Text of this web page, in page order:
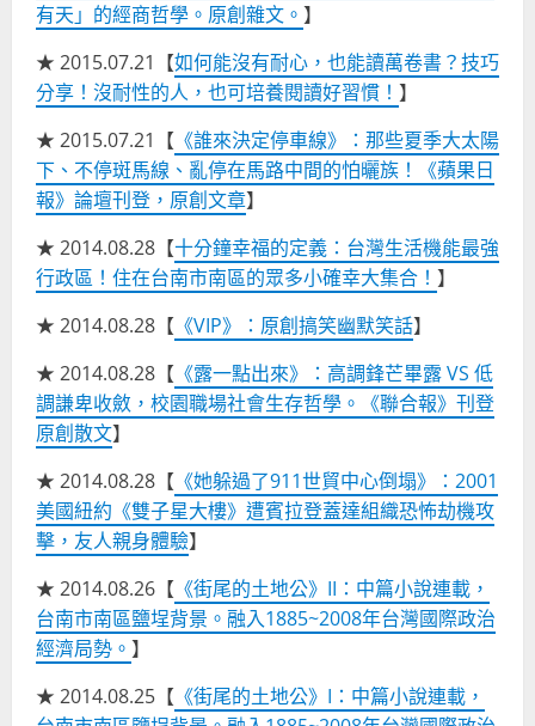
有天」的經商哲學。原創雜文。 】
★ 2015.07.21【如何能沒有耐心，也能讀萬卷書？技巧
分享！沒耐性的人，也可培養閱讀好習慣！ 】
★ 2015.07.21【 《誰來決定停車線》：那些夏季大太陽
下、不停斑馬線、亂停在馬路中間的怕曬族！《蘋果日
報》論壇刊登，原創文章】
★ 2014.08.28【十分鐘幸福的定義：台灣生活機能最強
行政區！住在台南市南區的眾多小確幸大集合！ 】
★ 2014.08.28【 《VIP》：原創搞笑幽默笑話】
★ 2014.08.28【 《露一點出來》：高調鋒芒畢露 VS 低
調謙卑收斂，校園職場社會生存哲學。《聯合報》刊登
原創散文】
★ 2014.08.28【 《她躲過了911世貿中心倒塌》：2001
美國紐約《雙子星大樓》遭賓拉登蓋達組織恐怖劫機攻
擊，友人親身體驗】
★ 2014.08.26【 《街尾的土地公》II：中篇小說連載，
台南市南區鹽埕背景。融入1885~2008年台灣國際政治
經濟局勢。 】
★ 2014.08.25【 《街尾的土地公》I：中篇小說連載，